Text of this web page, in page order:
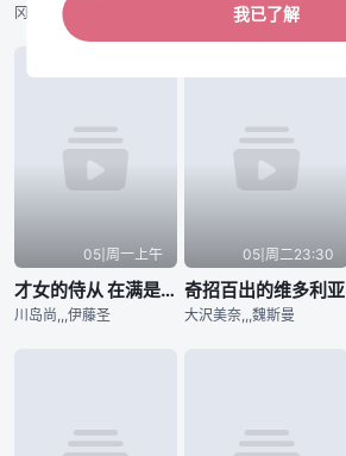
冈村公平,,,高山真绪
05|周一上午
才女的侍从 在满是高岭之花的贵族学校暗中照顾（毫无生活自理能力的）学院第一大小姐
川岛尚,,,伊藤圣
05|周二23:30
奇招百出的维多利亚
大沢美奈,,,魏斯曼
我已了解